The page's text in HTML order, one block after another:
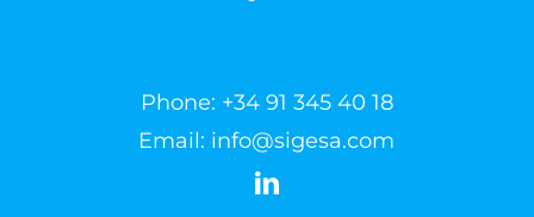
Phone: +34 91 345 40 18
Email: info@sigesa.com